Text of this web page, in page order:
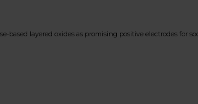
based layered oxides as promising positive electrodes for